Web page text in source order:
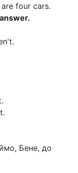
four cars.
Бене, до